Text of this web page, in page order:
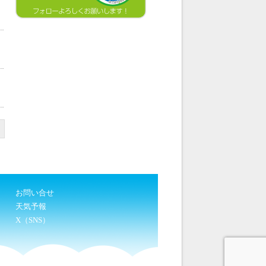
お問い合せ
天気予報
X（SNS）